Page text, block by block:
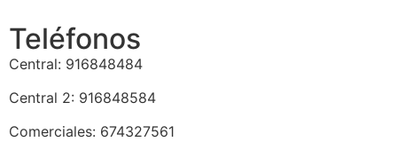
Teléfonos
Central: 916848484
Central 2: 916848584
Comerciales: 674327561